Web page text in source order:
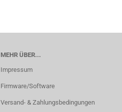
MEHR ÜBER...
Impressum
Firmware/Software
Versand- & Zahlungsbedingungen